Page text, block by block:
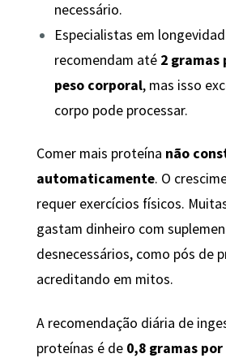
necessário.
Especialistas em
recomendam até 2 gramas
peso corporal, mas isso
corpo pode processar.
Comer mais proteína não
automaticamente. O
requer exercícios físicos.
gastam dinheiro com
desnecessários, como pós de
acreditando em mitos.
A recomendação diária de
proteínas é de 0,8 gramas